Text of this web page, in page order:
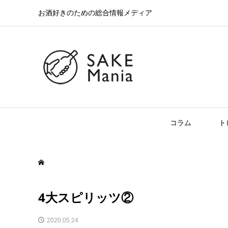
お酒好きのための総合情報メディア
コラム
4大スピリッツ②
2020.05.24